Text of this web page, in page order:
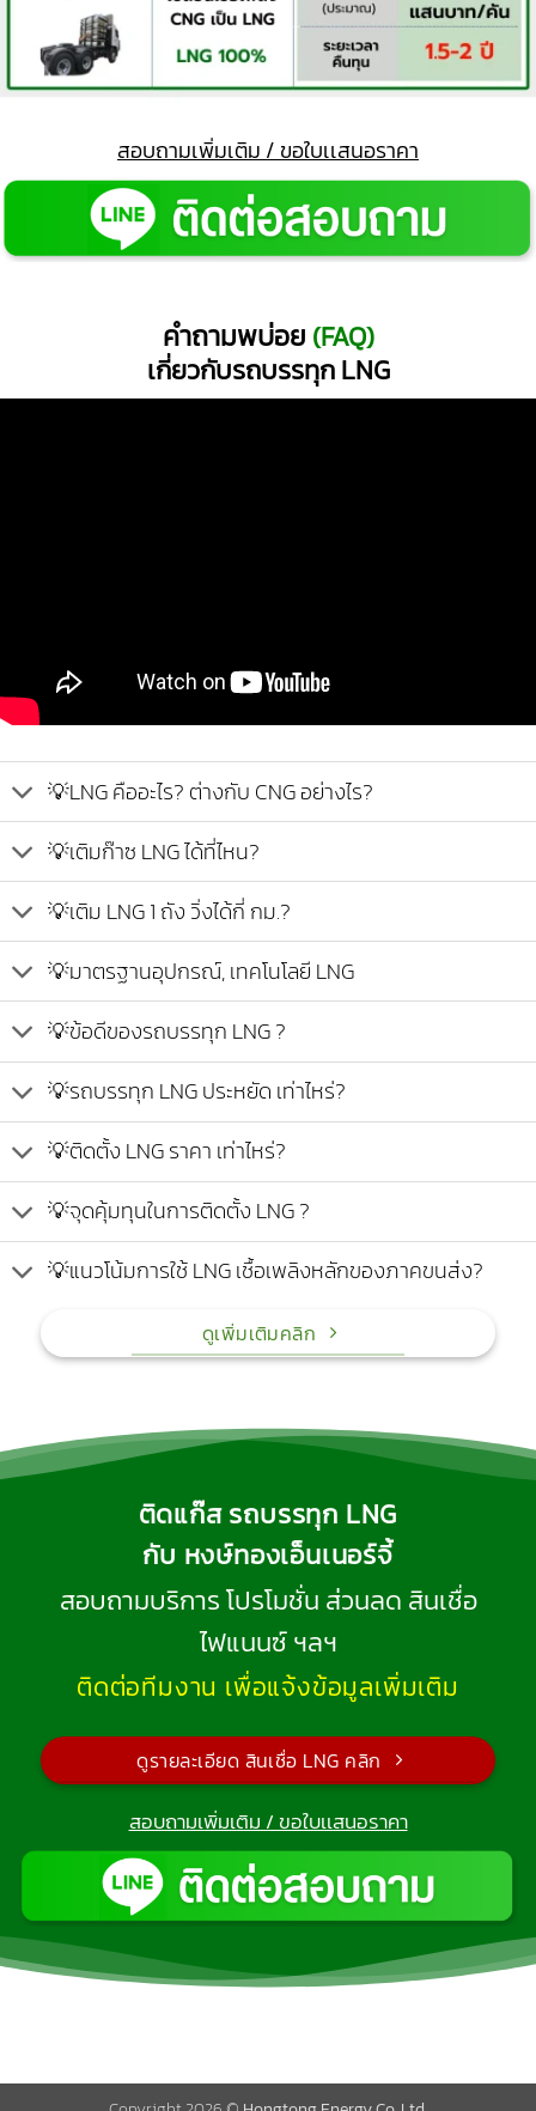
สอบถามเพิ่มเติม / ขอใบเเสนอราคา
คำถามพบ่อย (FAQ)
เกี่ยวกับรถบรรทุก LNG
💡LNG คืออะไร? ต่างกับ CNG อย่างไร?
💡เติมก๊าซ LNG ได้ที่ไหน?
💡เติม LNG 1 ถัง วิ่งได้กี่ กม.?
💡มาตรฐานอุปกรณ์, เทคโนโลยี LNG
💡ข้อดีของรถบรรทุก LNG ?
💡รถบรรทุก LNG ประหยัด เท่าไหร่?
💡ติดตั้ง LNG ราคา เท่าไหร่?
💡จุดคุ้มทุนในการติดตั้ง LNG ?
💡แนวโน้มการใช้ LNG เชื้อเพลิงหลักของภาคขนส่ง?
ดูเพิ่มเติมคลิก
ติดแก๊ส รถบรรทุก LNG
กับ หงษ์ทองเอ็นเนอร์จี้
สอบถามบริการโปรโมชั่น ส่วนลด สินเชื่อ
ไฟแนนซ์ ฯลฯ
ติดต่อทีมงาน เพื่อแจ้งข้อมูลเพิ่มเติม
ดูรายละเอียด สินเชื่อ LNG คลิก
สอบถามเพิ่มเติม / ขอใบเเสนอราคา